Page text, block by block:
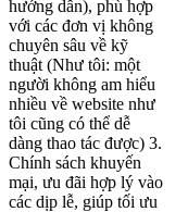
hướng dẫn), phù hợp
với các đơn vị không
chuyên sâu về kỹ
thuật (Như tôi: một
người không am hiểu
nhiều về website như
tôi cũng có thể dễ
dàng thao tác được) 3.
Chính sách khuyến
mại, ưu đãi hợp lý vào
các dịp lễ, giúp tối ưu